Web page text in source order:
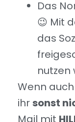
Das
😉 Mit
das
nutzen
Wenn
ihrsonst
Mail mit